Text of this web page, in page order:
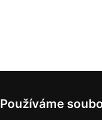
Používáme